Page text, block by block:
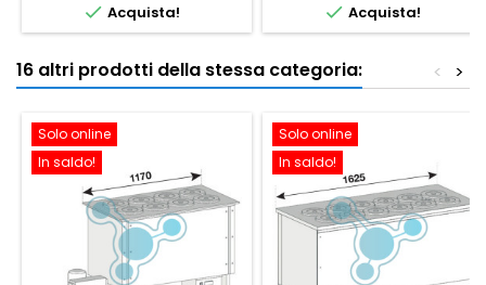
 Acquista!  Acquista!
16 altri prodotti della stessa categoria: >
<
Solo online
In saldo!
Solo online
In saldo!